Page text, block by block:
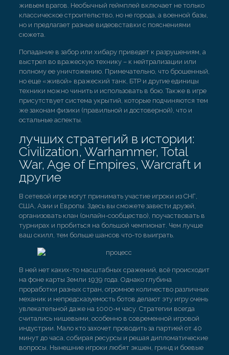
живьем врагов. Необычный геймплей включает не только
классическое строительство, но не города, а военной базы,
но и предлагает разные видеовставки с пояснениями
сюжета.
Попадание в забор или хибару приведет к разрушениям, а
выстрел во вражескую технику – к нейтрализации или
полному ее уничтожению. Примечательно, что брошенный,
но еще «живой» вражеский танк, БТР и другие единицы
техники можно чинить и использовать в бою. Также в игре
присутствует система укрытий, которые подчиняются тем
же законам физики (правильной и достоверной), что и
остальные аспекты.
лучших стратегий в истории:
Civilization, Warhammer, Total
War, Age of Empires, Warcraft и
другие
В сетевой игре могут принимать участие игроки из СНГ,
США, Азии и Европы. Здесь вы сможете завести друзей,
организовать клан (онлайн-сообщество), поучаствовать в
турнирах и пробиться на большой чемпионат. Чем лучше
ваш скилл, тем больше шансов что-то выиграть.
В ней нет каких-то масштабных сражений, всё происходит
на фоне карты Земли 1939 года. Однако глубина
проработки разных стран, огромное количество различных
механик и непредсказуемость ботов делают эту игру очень
увлекательной даже на 1000-м часу. Стратегии всегда
считались нишевыми, особенно в современной игровой
индустрии. Мало кто захочет проводить за партией от 40
минут до часа, собирая ресурсы и решая дипломатические
вопросы. Нынешние игроки любят экшен, гринд и боевые